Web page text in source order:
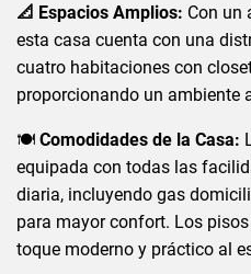
📐 Espacios Amplios: Con un
esta casa cuenta con una
cuatro habitaciones con
proporcionando un ambiente
🍽️ Comodidades de la Casa:
equipada con todas las
diaria, incluyendo gas
para mayor confort. Los
toque moderno y práctico al